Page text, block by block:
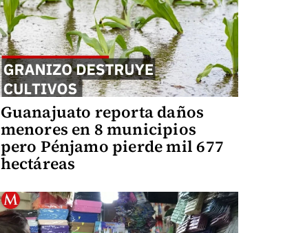
Guanajuato reporta daños
menores en 8 municipios
pero Pénjamo pierde mil 677
hectáreas